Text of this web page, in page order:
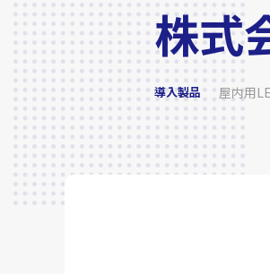
株式
導入製品 屋内用